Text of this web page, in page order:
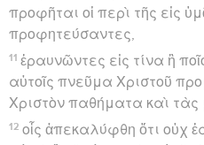
προφῆται οἱ περὶ τῆς εἰς
προφητεύσαντες,
11 ἐραυνῶντες εἰς τίνα ἢ
αὐτοῖς πνεῦμα Χριστοῦ
Χριστὸν παθήματα καὶ τὰς
12 οἷς ἀπεκαλύφθη ὅτι οὐχ